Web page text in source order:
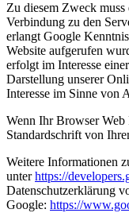
Zu diesem Zweck
Verbindung zu den
erlangt Google
Website aufgerufen
erfolgt im Interesse
Darstellung unserer
Interesse im Sinne von
Wenn Ihr Browser Web
Standardschrift von
Weitere Informationen
unterhttps://
Datenschutzerklärung
Google: https://